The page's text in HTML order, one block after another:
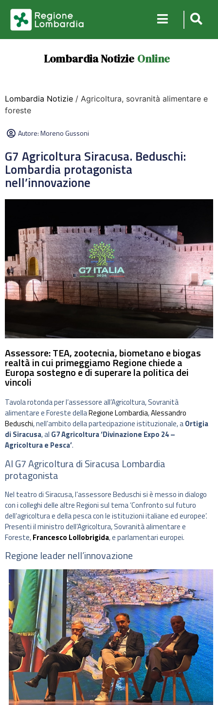
Lombardia Notizie Online
Lombardia Notizie / Agricoltura, sovranità alimentare e
foreste
Autore:Moreno Gussoni
G7 Agricoltura Siracusa. Beduschi:
Lombardia protagonista
nell’innovazione
Assessore: TEA, zootecnia, biometano e biogas
realtà in cui primeggiamo Regione chiede a
Europa sostegno e di superare la politica dei
vincoli
Tavola rotonda per l’assessore all’Agricoltura, Sovranità
alimentare e Foreste dellaRegione Lombardia,Alessandro
Beduschi, nell’ambito della partecipazione istituzionale, aOrtigia
di Siracusa, al G7 Agricoltura ‘Divinazione Expo 24 –
Agricoltura e Pesca’.
Al G7 Agricoltura di Siracusa Lombardia
protagonista
Nel teatro di Siracusa, l’assessore Beduschi si è messo in dialogo
con i colleghi delle altre Regioni sul tema ‘Confronto sul futuro
dell’agricoltura e della pesca con le istituzioni italiane ed europee’.
Presenti il ministro dell’Agricoltura, Sovranità alimentare e
Foreste,Francesco Lollobrigida, e parlamentari europei.
Regione leader nell’innovazione